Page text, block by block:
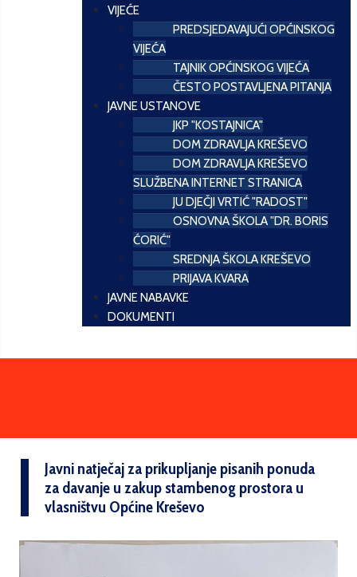
VIJEĆE
PREDSJEDAVAJUĆI OPĆINSKOG
VIJEĆA
TAJNIK OPĆINSKOG VIJEĆA
ČESTO POSTAVLJENA PITANJA
JAVNE USTANOVE
JKP "KOSTAJNICA"
DOM ZDRAVLJA KREŠEVO
DOM ZDRAVLJA KREŠEVO
SLUŽBENA INTERNET STRANICA
JU DJEČJI VRTIĆ "RADOST"
OSNOVNA ŠKOLA "DR. BORIS
ĆORIĆ"
SREDNJA ŠKOLA KREŠEVO
PRIJAVA KVARA
JAVNE NABAVKE
DOKUMENTI
Javni natječaj za prikupljanje pisanih ponuda
za davanje u zakup stambenog prostora u
vlasništvu Općine Kreševo